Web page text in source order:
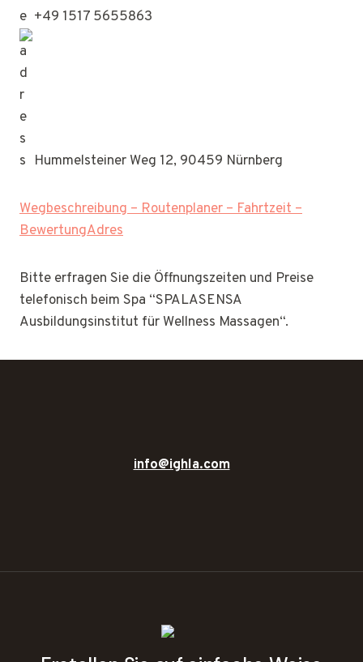
+49 1517 5655863
Hummelsteiner Weg 12, 90459 Nürnberg
Wegbeschreibung – Routenplaner – Fahrtzeit –
BewertungAdres
Bitte erfragen Sie die Öffnungszeiten und Preise
telefonisch beim Spa “SPALASENSA
Ausbildungsinstitut für Wellness Massagen“.
info@ighla.com